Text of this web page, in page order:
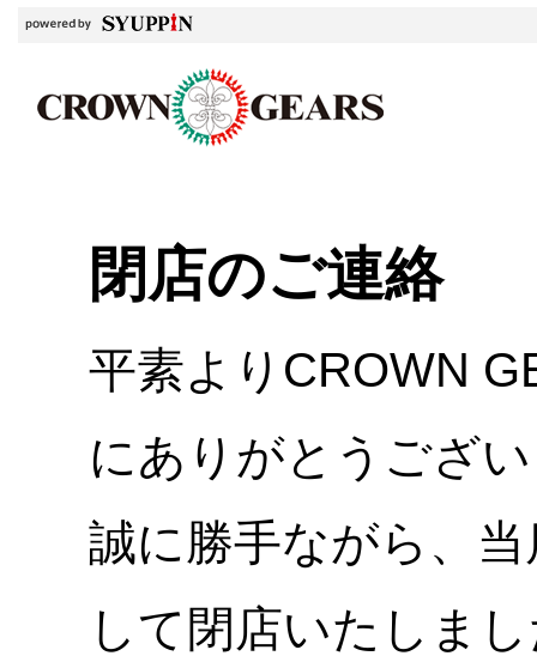
閉店のご連絡
平素よりCROWN
にありがとうござ
誠に勝手ながら、
して閉店いたしま